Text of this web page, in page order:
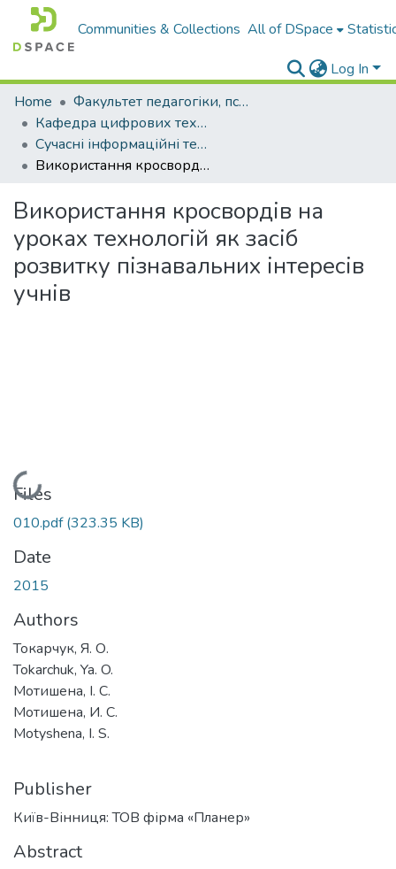
Communities & Collections All of DSpace
Log In
Home
Факультет педагогіки, психології і професійної освіти
Кафедра цифрових технологій і професійної освіти
Сучасні інформаційні технології та інноваційні методики навчання у підготовці фахівців: методологія, теорія, досвід, проблеми : збірник наукових праць
Використання кросвордів на уроках технологій як засіб розвитку пізнавальних інтересів учнів
Використання кросвордів на
уроках технологій як засіб
розвитку пізнавальних інтересів
учнів
Loading...
Files
010.pdf(323.35 KB)
Date
2015
Authors
Токарчук, Я. О.
Tokarchuk, Ya. O.
Мотишена, І. С.
Мотишена, И. С.
Motyshena, I. S.
Publisher
Київ-Вінниця: ТОВ фірма «Планер»
Abstract